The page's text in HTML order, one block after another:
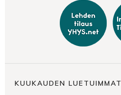
KUUKAUDEN LUETUIMMAT